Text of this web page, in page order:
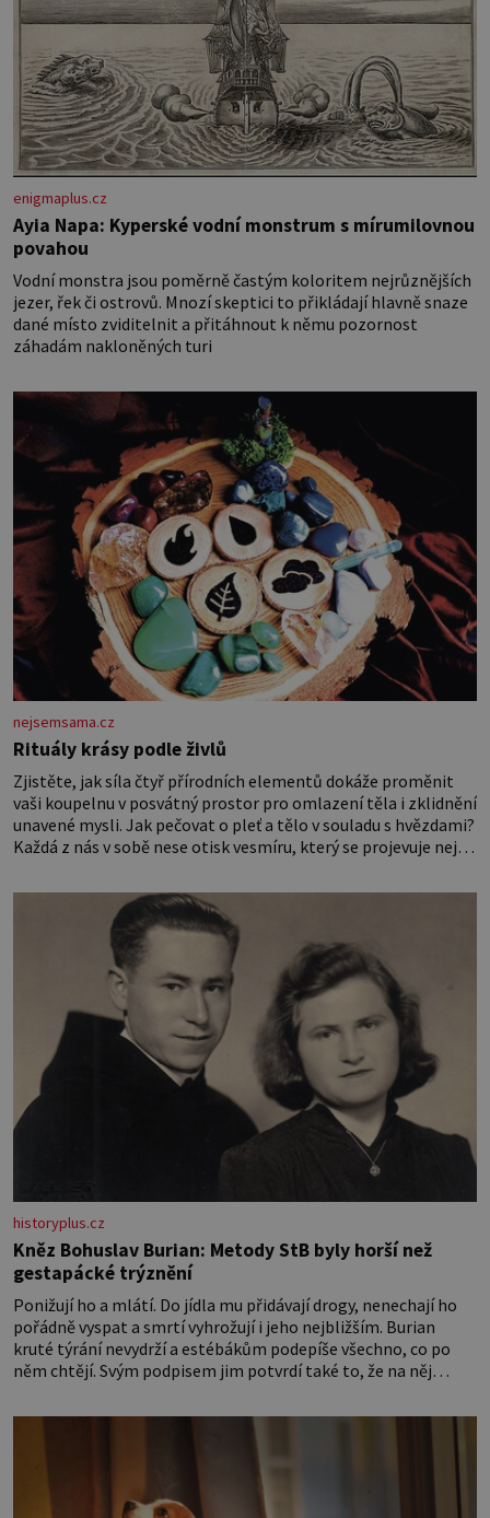
enigmaplus.cz
Ayia Napa: Kyperské vodní monstrum s mírumilovnou
povahou
Vodní monstra jsou poměrně častým koloritem nejrůznějších
jezer, řek či ostrovů. Mnozí skeptici to přikládají hlavně snaze
dané místo zviditelnit a přitáhnout k němu pozornost
záhadám nakloněných turi
nejsemsama.cz
Rituály krásy podle živlů
Zjistěte, jak síla čtyř přírodních elementů dokáže proměnit
vaši koupelnu v posvátný prostor pro omlazení těla i zklidnění
unavené mysli. Jak pečovat o pleť a tělo v souladu s hvězdami?
Každá z nás v sobě nese otisk vesmíru, který se projevuje nejen
Ženy narozené ve znamení Berana, Lva a Střelce v sobě nesou
žár, odvahu a neutuchající elán. Vaše
historyplus.cz
Kněz Bohuslav Burian: Metody StB byly horší než
gestapácké trýznění
Ponižují ho a mlátí. Do jídla mu přidávají drogy, nenechají ho
pořádně vyspat a smrtí vyhrožují i jeho nejbližším. Burian
kruté týrání nevydrží a estébákům podepíše všechno, co po
něm chtějí. Svým podpisem jim potvrdí také to, že na něj
Syn brněnského řezníka chce být knězem a